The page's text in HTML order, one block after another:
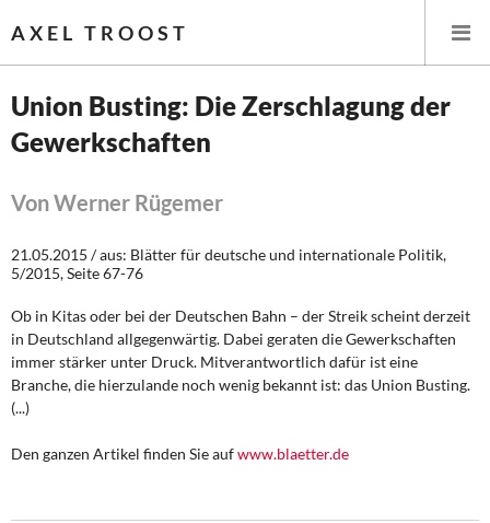
AXEL TROOST
Startseite
Themen
Leitlinien linker Wirtschafts- und Finanzpolitik
Steuer- und Finanzpolitik
Eurokrise und Griechenland
Union Busting: Die Zerschlagung der
Gewerkschaften
Von Werner Rügemer
21.05.2015 / aus: Blätter für deutsche und internationale Politik,
5/2015, Seite 67-76
Ob in Kitas oder bei der Deutschen Bahn – der Streik scheint derzeit
in Deutschland allgegenwärtig. Dabei geraten die Gewerkschaften
immer stärker unter Druck. Mitverantwortlich dafür ist eine
Branche, die hierzulande noch wenig bekannt ist: das Union Busting.
(...)
Den ganzen Artikel finden Sie aufwww.blaetter.de